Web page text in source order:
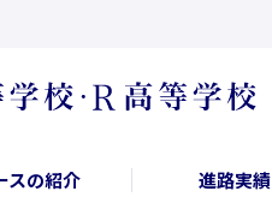
スの紹介 進路実績